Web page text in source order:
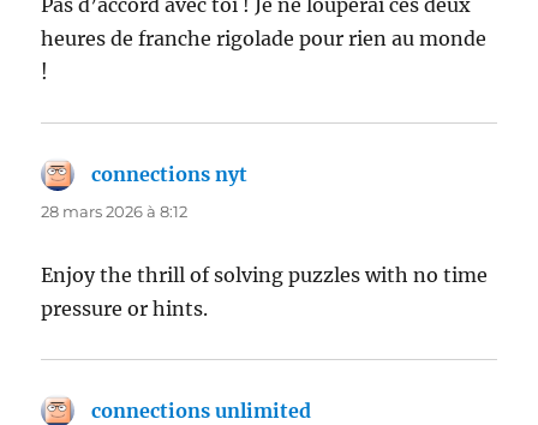
Pas d’accord avec toi ! Je ne louperai ces deux
heures de franche rigolade pour rien au monde
!
connections nyt
28 mars 2026 à 8:12
Enjoy the thrill of solving puzzles with no time
pressure or hints.
connections unlimited